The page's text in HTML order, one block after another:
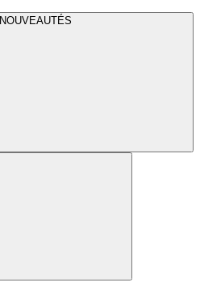
NOUVEAUTÉS